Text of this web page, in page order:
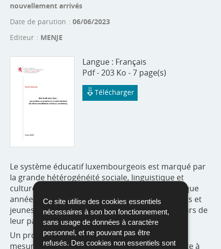
Ce site utilise des cookies essentiels
nécessaires à son bon fonctionnement,
sans usage de données à caractère
personnel, et ne pouvant pas être
refusés. Des cookies non essentiels sont
nouvellement arrivés
Date de parution
06/06/2023
Editeur
MENJE
Langue : Français
Pdf - 203 Ko - 7 page(s)
Télécharger
Le système éducatif luxembourgeois est marqué par
la grande hétérogénéité sociale, linguistique et
culturelle des élèves qu’il prend en charge. Chaque
année, quelque 4 000 personnes (enfants, jeunes et
jeunes adultes) arrivent au Grand-Duché au cours de
leur parcours scolaire.
Un projet de loi vise à améliorer la qualité des
mesures d’accueil et d’intégration scolaires grâce à